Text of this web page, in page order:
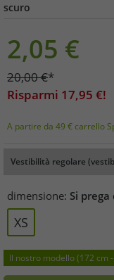
scuro
2,05 €
20,00€*
Risparmi 17,95 €!
A partire da 49 € carrello
Vestibilità regolare
dimensione: Si prega
XS
Il nostro modello (172 cm